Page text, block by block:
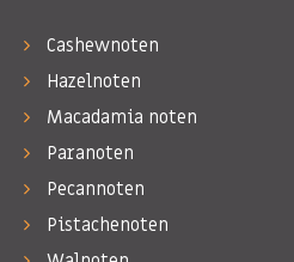
Cashewnoten
Hazelnoten
Macadamia noten
Paranoten
Pecannoten
Pistachenoten